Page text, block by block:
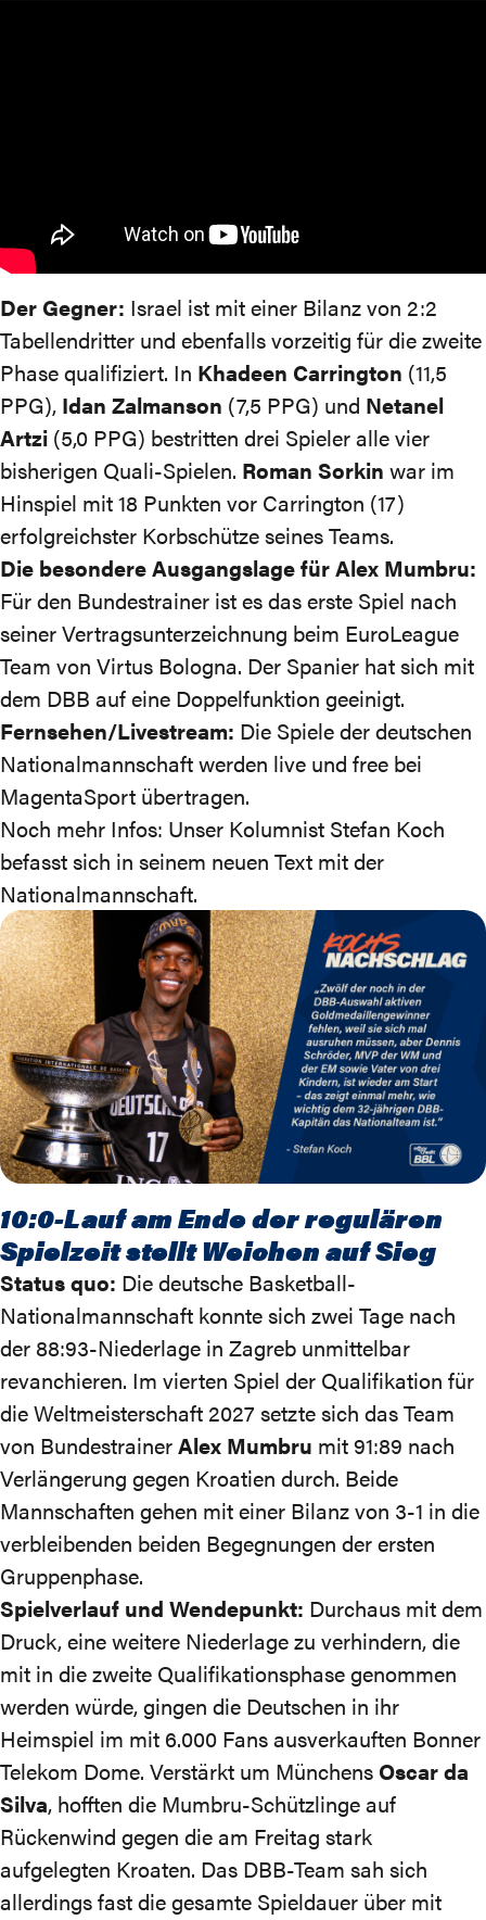
Der Gegner: Israel ist mit einer Bilanz von 2:2
Tabellendritter und ebenfalls vorzeitig für die zweite
Phase qualifiziert. In Khadeen Carrington (11,5
PPG), Idan Zalmanson (7,5 PPG) und Netanel
Artzi (5,0 PPG) bestritten drei Spieler alle vier
bisherigen Quali-Spielen. Roman Sorkin war im
Hinspiel mit 18 Punkten vor Carrington (17)
erfolgreichster Korbschütze seines Teams.
Die besondere Ausgangslage für Alex Mumbru:
Für den Bundestrainer ist es das erste Spiel nach
seiner Vertragsunterzeichnung beim EuroLeague
Team von Virtus Bologna. Der Spanier hat sich mit
dem DBB auf eine Doppelfunktion geeinigt.
Fernsehen/Livestream: Die Spiele der deutschen
Nationalmannschaft werden live und free bei
MagentaSport übertragen.
Noch mehr Infos: Unser Kolumnist Stefan Koch
befasst sich in seinem neuen Text mit der
Nationalmannschaft.
10:0-Lauf am Ende der regulären
Spielzeit stellt Weichen auf Sieg
Status quo: Die deutsche Basketball-
Nationalmannschaft konnte sich zwei Tage nach
der 88:93-Niederlage in Zagreb unmittelbar
revanchieren. Im vierten Spiel der Qualifikation für
die Weltmeisterschaft 2027 setzte sich das Team
von BundestrainerAlex Mumbru mit91:89 nach
Verlängerung gegen Kroatien durch. Beide
Mannschaften gehen mit einer Bilanz von 3-1 in die
verbleibenden beiden Begegnungen der ersten
Gruppenphase.
Spielverlauf und Wendepunkt: Durchaus mit dem
Druck, eine weitere Niederlage zu verhindern, die
mit in die zweite Qualifikationsphase genommen
werden würde, gingen die Deutschen in ihr
Heimspiel im mit 6.000 Fans ausverkauften Bonner
Telekom Dome. Verstärkt um Münchens Oscar da
Silva, hofften die Mumbru-Schützlinge auf
Rückenwind gegen die am Freitag stark
aufgelegten Kroaten. Das DBB-Team sah sich
allerdings fast die gesamte Spieldauer über mit